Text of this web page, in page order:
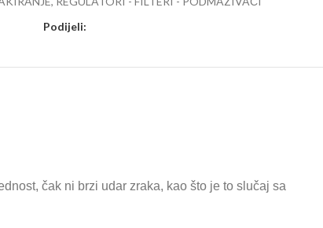
Podijeli:
čak ni brzi udar zraka, kao što je to slučaj sa